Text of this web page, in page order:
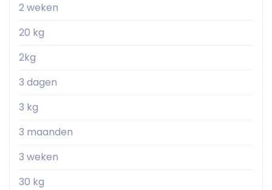
2 weken
20 kg
2kg
3 dagen
3 kg
3 maanden
3 weken
30 kg